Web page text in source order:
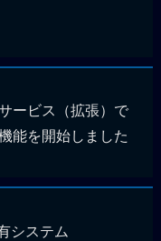
ービス（拡張）で
能を開始しました
システム